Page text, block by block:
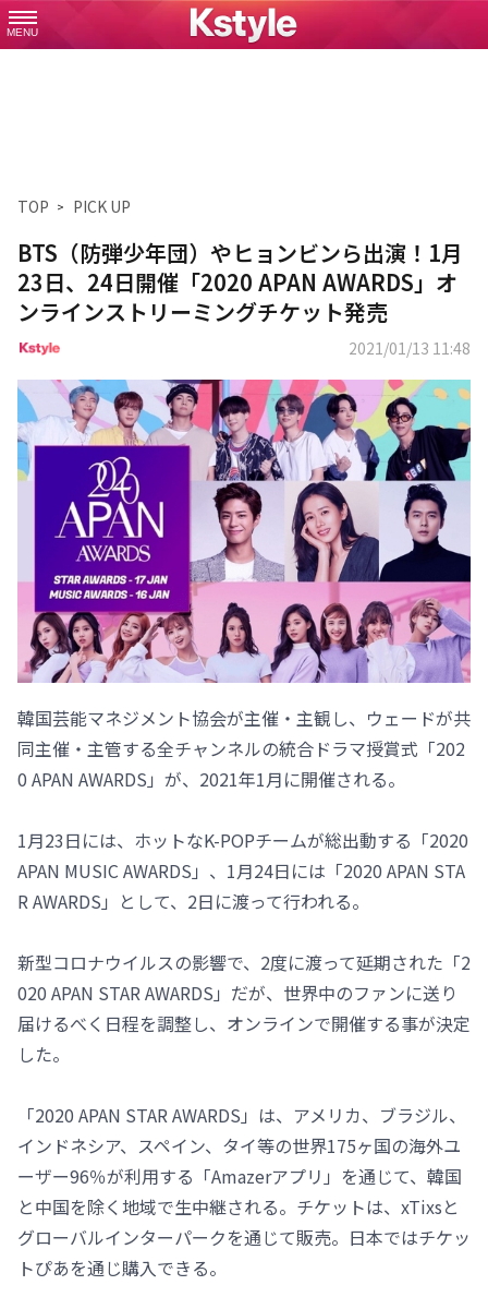
MENU
TOP PICK UP
BTS（防弾少年団）やヒョンビンら出演！1月
23日、24日開催「2020 APAN AWARDS」オ
ンラインストリーミングチケット発売
2021/01/13 11:48
韓国芸能マネジメント協会が主催・主観し、ウェードが共
同主催・主管する全チャンネルの統合ドラマ授賞式「202
0 APAN AWARDS」が、2021年1月に開催される。
1月23日には、ホットなK-POPチームが総出動する「2020
APAN MUSIC AWARDS」、1月24日には「2020 APAN STA
R AWARDS」として、2日に渡って行われる。
新型コロナウイルスの影響で、2度に渡って延期された「2
020 APAN STAR AWARDS」だが、世界中のファンに送り
届けるべく日程を調整し、オンラインで開催する事が決定
した。
「2020 APAN STAR AWARDS」は、アメリカ、ブラジル、
インドネシア、スペイン、タイ等の世界175ヶ国の海外ユ
ーザー96％が利用する「Amazerアプリ」を通じて、韓国
と中国を除く地域で生中継される。チケットは、xTixsと
グローバルインターパークを通じて販売。日本ではチケッ
トぴあを通じ購入できる。